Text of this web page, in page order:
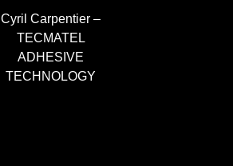
Cyril Carpentier –
TECMATEL
ADHESIVE
TECHNOLOGY